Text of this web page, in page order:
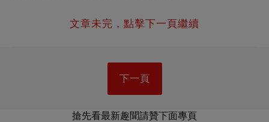
文章未完，點擊下一頁繼續
下一頁
搶先看最新趣聞請贊下面專頁